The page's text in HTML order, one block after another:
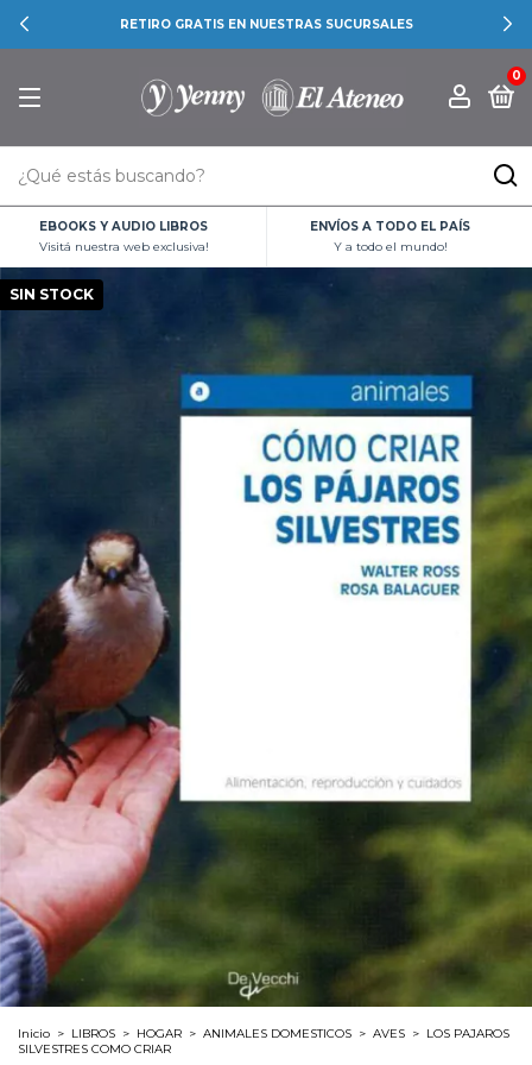
RETIRO GRATIS EN NUESTRAS SUCURSALES
0
EBOOKS Y AUDIO LIBROS
Visitá nuestra web exclusiva!
ENVÍOS A TODO EL PAÍS
Y a todo el mundo!
SIN STOCK
Inicio > LIBROS > HOGAR > ANIMALES DOMESTICOS > AVES > LOS PAJAROS
SILVESTRES COMO CRIAR